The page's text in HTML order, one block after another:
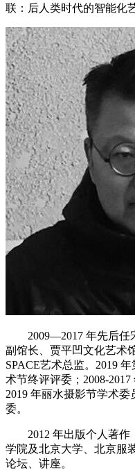
联：后人类时代的智能化
2009—2017 年先后任
副馆长、贾平凹文化艺术
SPACE艺术总监。2019
术节终评评委；2008-
2019 年丽水摄影节学术
委。
2012 年出版个人著作
学院及北京大学、北京服
论坛、讲座。